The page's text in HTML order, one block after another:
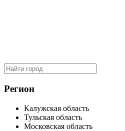
Регион
Калужская область
Тульская область
Московская область